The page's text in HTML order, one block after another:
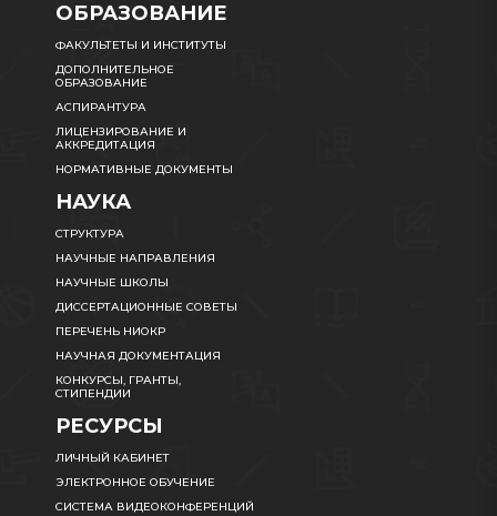
ОБРАЗОВАНИЕ
ФАКУЛЬТЕТЫ И ИНСТИТУТЫ
ДОПОЛНИТЕЛЬНОЕ
ОБРАЗОВАНИЕ
АСПИРАНТУРА
ЛИЦЕНЗИРОВАНИЕ И
АККРЕДИТАЦИЯ
НОРМАТИВНЫЕ ДОКУМЕНТЫ
НАУКА
СТРУКТУРА
НАУЧНЫЕ НАПРАВЛЕНИЯ
НАУЧНЫЕ ШКОЛЫ
ДИССЕРТАЦИОННЫЕ СОВЕТЫ
ПЕРЕЧЕНЬ НИОКР
НАУЧНАЯ ДОКУМЕНТАЦИЯ
КОНКУРСЫ, ГРАНТЫ,
СТИПЕНДИИ
РЕСУРСЫ
ЛИЧНЫЙ КАБИНЕТ
ЭЛЕКТРОННОЕ ОБУЧЕНИЕ
СИСТЕМА ВИДЕОКОНФЕРЕНЦИЙ